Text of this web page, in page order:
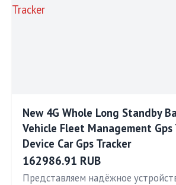
New 4G Whole Long Standby
Vehicle Fleet Management Gps
Device Car Gps Tracker
162986.91 RUB
Представляем надёжное